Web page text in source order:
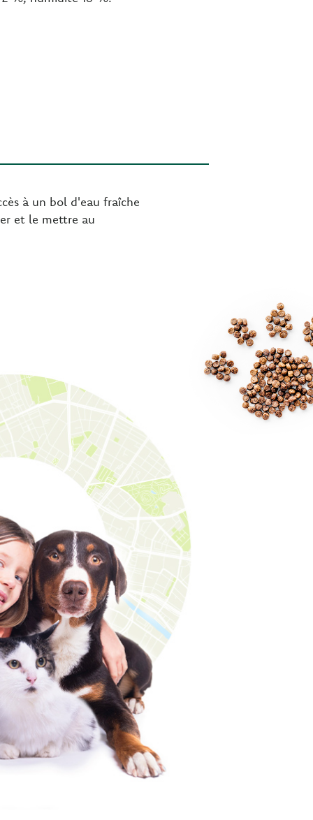
à un bol d'eau fraîche
et le mettre au